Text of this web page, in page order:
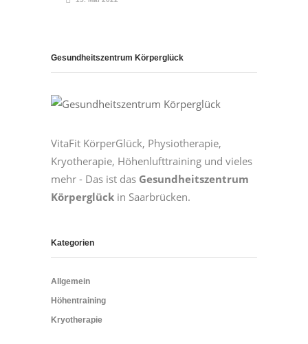
Gesundheitszentrum Körperglück
VitaFit KörperGlück, Physiotherapie,
Kryotherapie, Höhenlufttraining und vieles
mehr - Das ist das Gesundheitszentrum
Körperglück in Saarbrücken.
Kategorien
Allgemein
Höhentraining
Kryotherapie